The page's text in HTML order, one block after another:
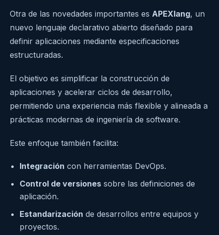
Otra de las novedades importantes es APEXlang, un
nuevo lenguaje declarativo abierto diseñado para
definir aplicaciones mediante especificaciones
estructuradas.
El objetivo es simplificar la construcción de
aplicaciones y acelerar ciclos de desarrollo,
permitiendo una experiencia más flexible y alineada a
prácticas modernas de ingeniería de software.
Este enfoque también facilita:
Integración con herramientas DevOps.
Control de versiones sobre las definiciones de
aplicación.
Estandarización de desarrollos entre equipos y
proyectos.